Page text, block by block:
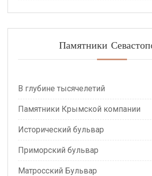
Памятники
В глубине тысячелетий
Памятники Крымской компании
Исторический бульвар
Приморский бульвар
Матросский Бульвар